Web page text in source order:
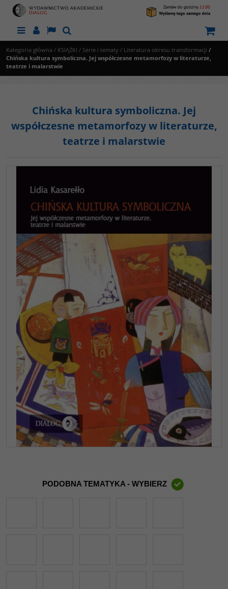
MenuPanelLangSzukaj
Kategoria główna / KSIĄŻKI / Serie i tematy / Literatura okresu transformacji /
Chińska kultura symboliczna. Jej współczesne metamorfozy w literaturze,
teatrze i malarstwie
Chińska kultura symboliczna. Jej
współczesne metamorfozy w literaturze,
teatrze i malarstwie
PODOBNA TEMATYKA - WYBIERZ